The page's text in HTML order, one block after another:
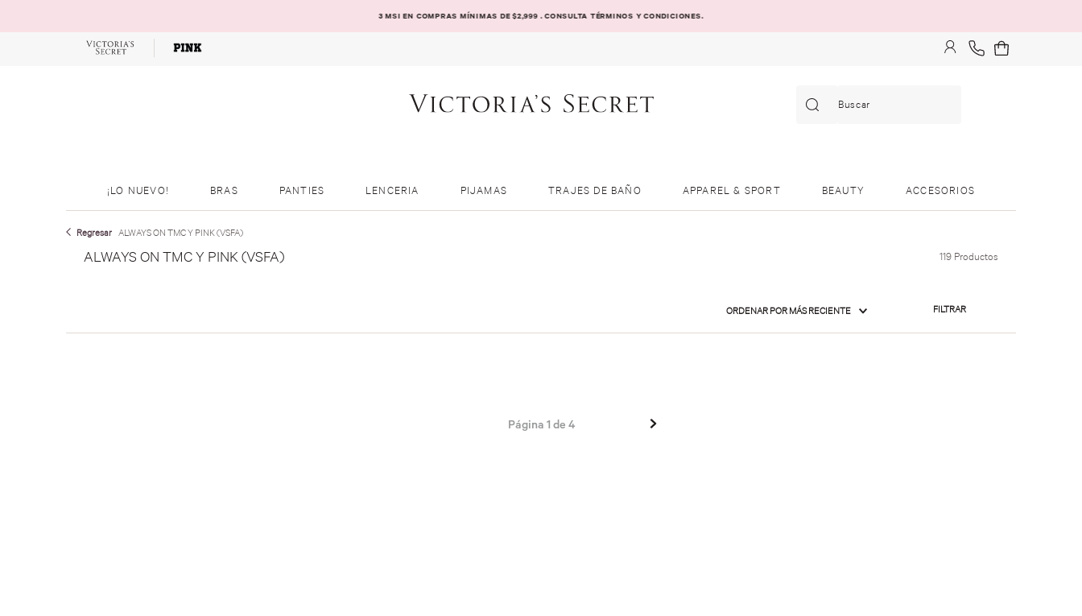
3 MSI EN COMPRAS MÍNIMAS DE $2,999 . CONSULTA TÉRMINOS Y CONDICIONES.
¡LO NUEVO! BRAS PANTIES LENCERIA PIJAMAS TRAJES DE BAÑO APPAREL & SPORT BEAUTY ACCESORIOS
ALWAYS ON TMC Y PINK (VSFA)
ALWAYS ON TMC Y PINK (VSFA) 119 Productos
ORDENAR POR MÁS RECIENTE FILTRAR
Página 1 de 4